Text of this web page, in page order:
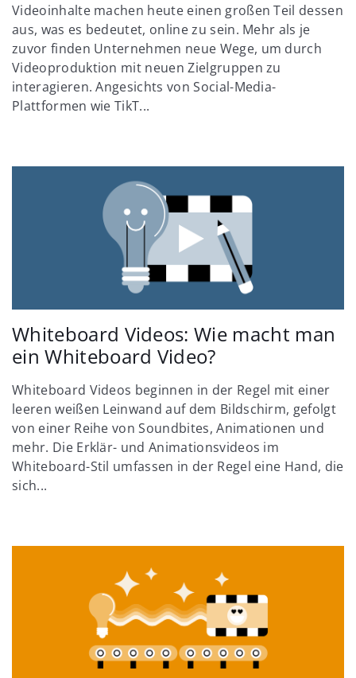
Videoinhalte machen heute einen großen Teil dessen
aus, was es bedeutet, online zu sein. Mehr als je
zuvor finden Unternehmen neue Wege, um durch
Videoproduktion mit neuen Zielgruppen zu
interagieren. Angesichts von Social-Media-
Plattformen wie TikT...
Whiteboard Videos: Wie macht man
ein Whiteboard Video?
Whiteboard Videos beginnen in der Regel mit einer
leeren weißen Leinwand auf dem Bildschirm, gefolgt
von einer Reihe von Soundbites, Animationen und
mehr. Die Erklär- und Animationsvideos im
Whiteboard-Stil umfassen in der Regel eine Hand, die
sich...